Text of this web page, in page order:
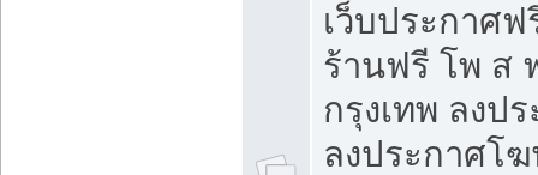
เว็บประกาศ
ร้านฟรี โพ ส
กรุงเทพ ลงป
ลงประกาศโ